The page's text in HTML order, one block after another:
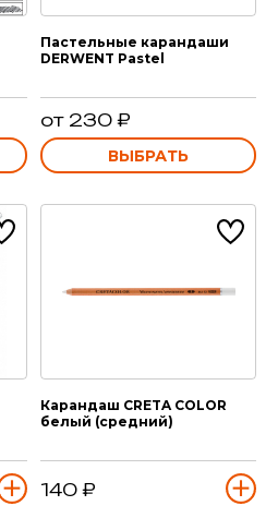
Пастельные карандаши
DERWENT Pastel
от 230 ₽
ВЫБРАТЬ
Карандаш CRETA COLOR
белый (средний)
140 ₽